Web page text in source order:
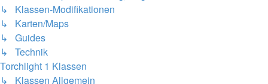
↳ Klassen-Modifikationen
↳ Karten/Maps
↳ Guides
↳ Technik
Torchlight 1 Klassen
↳ Klassen Allgemein